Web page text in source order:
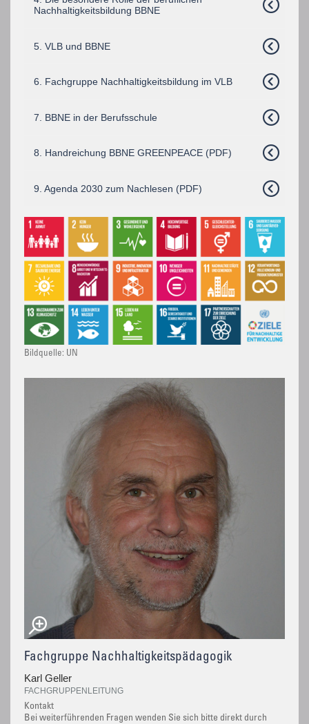
Nachhaltigkeitsbildung BBNE
5. VLB und BBNE
6. Fachgruppe Nachhaltigkeitsbildung im VLB
7. BBNE in der Berufsschule
8. Handreichung BBNE GREENPEACE (PDF)
9. Agenda 2030 zum Nachlesen (PDF)
Bildquelle: UN
Fachgruppe Nachhaltigkeitspädagogik
Karl Geller
FACHGRUPPENLEITUNG
Kontakt
Bei weiterführenden Fragen wenden Sie sich bitte direkt durch